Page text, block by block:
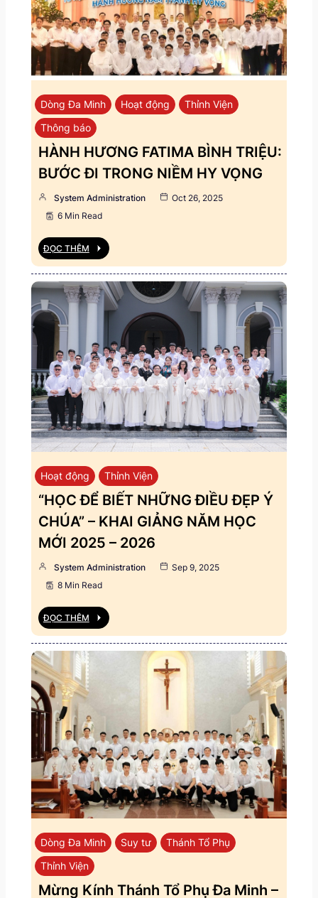
Dòng Đa Minh Hoạt động
Thỉnh Viện
Thông báo
HÀNH HƯƠNG FATIMA BÌNH TRIỆU:
BƯỚC ĐI TRONG NIỀM HY VỌNG
System Administration
Oct 26, 2025
6 Min Read
ĐỌC THÊM
Hoạt động Thỉnh Viện
“HỌC ĐỂ BIẾT NHỮNG ĐIỀU ĐẸP Ý
CHÚA” – KHAI GIẢNG NĂM HỌC
MỚI 2025 – 2026
System Administration
Sep 9, 2025
8 Min Read
ĐỌC THÊM
Dòng Đa Minh Suy tư
Thánh Tổ Phụ
Thỉnh Viện
Mừng Kính Thánh Tổ Phụ Đa Minh –